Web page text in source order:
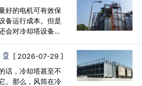
好的电机可有效保
备运行成本。但是
会对冷却塔设备造
[ 2026-07-29 ]
话，冷却塔甚至不
。那么，风筒在冷